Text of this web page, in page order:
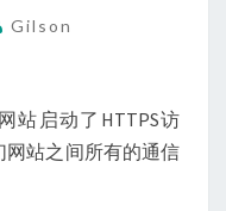
Gilson
站启动了HTTPS访
站之间所有的通信